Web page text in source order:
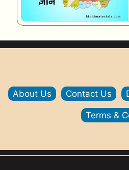
About Us Contact Us
Terms &